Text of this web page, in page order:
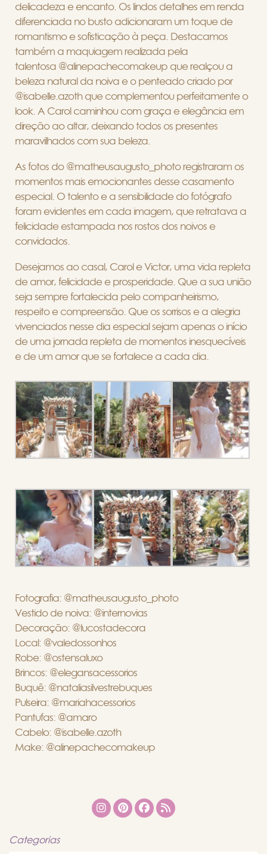
delicadeza e encanto. Os lindos detalhes em renda
diferenciada no busto adicionaram um toque de
romantismo e sofisticação à peça. Destacamos
também a maquiagem realizada pela
talentosa @alinepachecomakeup que realçou a
beleza natural da noiva e o penteado criado por
@isabelle.azoth que complementou perfeitamente o
look. A Carol caminhou com graça e elegância em
direção ao altar, deixando todos os presentes
maravilhados com sua beleza.
As fotos do @matheusaugusto_photo registraram os
momentos mais emocionantes desse casamento
especial. O talento e a sensibilidade do fotógrafo
foram evidentes em cada imagem, que retratava a
felicidade estampada nos rostos dos noivos e
convidados.
Desejamos ao casal, Carol e Victor, uma vida repleta
de amor, felicidade e prosperidade. Que a sua união
seja sempre fortalecida pelo companheirismo,
respeito e compreensão. Que os sorrisos e a alegria
vivenciados nesse dia especial sejam apenas o início
de uma jornada repleta de momentos inesquecíveis
e de um amor que se fortalece a cada dia.
Fotografia: @matheusaugusto_photo
Vestido de noiva: @internovias
Decoração: @lucostadecora
Local: @valedossonhos
Robe: @ostensaluxo
Brincos: @elegansacessorios
Buquê: @nataliasilvestrebuques
Pulseira: @mariahacessorios
Pantufas: @amaro
Cabelo: @isabelle.azoth
Make: @alinepachecomakeup
Categorias